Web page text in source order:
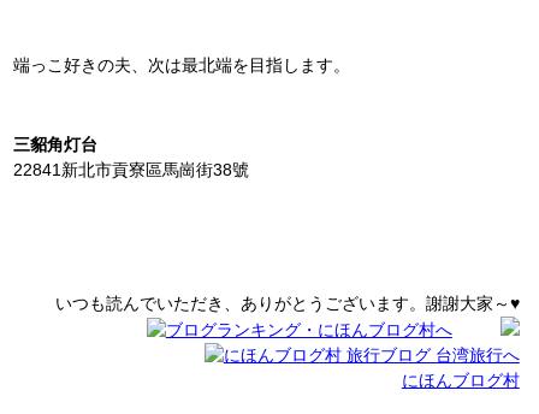
端っこ好きの夫、次は最北端を目指します。
三貂角灯台
22841新北市貢寮區馬崗街38號
いつも読んでいただき、ありがとうございます。謝謝大家～♥
にほんブログ村